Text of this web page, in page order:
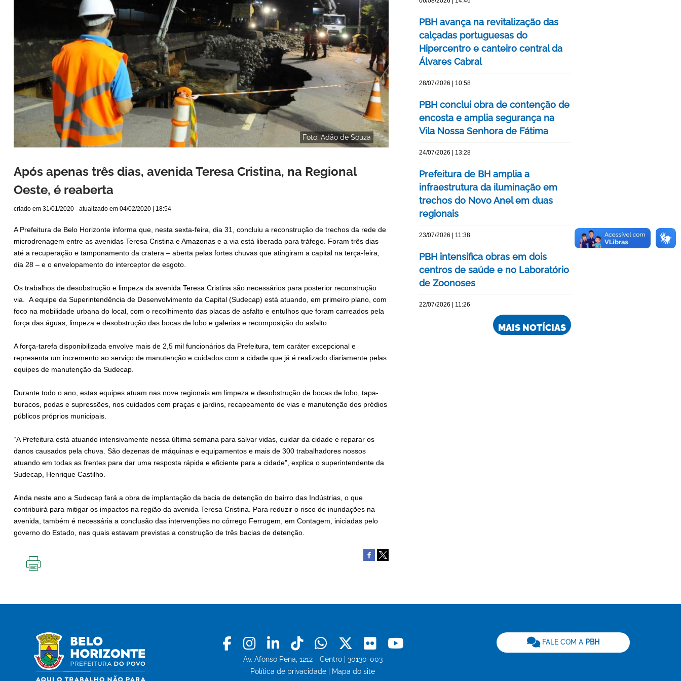
Foto: Adão de Souza
Após apenas três dias, avenida Teresa Cristina, na Regional
Oeste, é reaberta
criado em 31/01/2020 - atualizado em 04/02/2020 | 18:54
A Prefeitura de Belo Horizonte informa que, nesta sexta-feira, dia 31, concluiu a reconstrução de trechos da rede de
microdrenagem entre as avenidas Teresa Cristina e Amazonas e a via está liberada para tráfego. Foram três dias
até a recuperação e tamponamento da cratera – aberta pelas fortes chuvas que atingiram a capital na terça-feira,
dia 28 – e o envelopamento do interceptor de esgoto.
Os trabalhos de desobstrução e limpeza da avenida Teresa Cristina são necessários para posterior reconstrução
via. A equipe da Superintendência de Desenvolvimento da Capital (Sudecap) está atuando, em primeiro plano, com
foco na mobilidade urbana do local, com o recolhimento das placas de asfalto e entulhos que foram carreados pela
força das águas, limpeza e desobstrução das bocas de lobo e galerias e recomposição do asfalto.
A força-tarefa disponibilizada envolve mais de 2,5 mil funcionários da Prefeitura, tem caráter excepcional e
representa um incremento ao serviço de manutenção e cuidados com a cidade que já é realizado diariamente pelas
equipes de manutenção da Sudecap.
Durante todo o ano, estas equipes atuam nas nove regionais em limpeza e desobstrução de bocas de lobo, tapa-
buracos, podas e supressões, nos cuidados com praças e jardins, recapeamento de vias e manutenção dos prédios
públicos próprios municipais.
“A Prefeitura está atuando intensivamente nessa última semana para salvar vidas, cuidar da cidade e reparar os
danos causados pela chuva. São dezenas de máquinas e equipamentos e mais de 300 trabalhadores nossos
atuando em todas as frentes para dar uma resposta rápida e eficiente para a cidade", explica o superintendente da
Sudecap, Henrique Castilho.
Ainda neste ano a Sudecap fará a obra de implantação da bacia de detenção do bairro das Indústrias, o que
contribuirá para mitigar os impactos na região da avenida Teresa Cristina. Para reduzir o risco de inundações na
avenida, também é necessária a conclusão das intervenções no córrego Ferrugem, em Contagem, iniciadas pelo
governo do Estado, nas quais estavam previstas a construção de três bacias de detenção.
PBH avança na revitalização das
calçadas portuguesas do
Hipercentro e canteiro central da
Álvares Cabral
28/07/2026 | 10:58
PBH conclui obra de contenção de
encosta e amplia segurança na
Vila Nossa Senhora de Fátima
24/07/2026 | 13:28
Prefeitura de BH amplia a
infraestrutura da iluminação em
trechos do Novo Anel em duas
regionais
23/07/2026 | 11:38
PBH intensifica obras em dois
centros de saúde e no Laboratório
de Zoonoses
22/07/2026 | 11:26
MAIS NOTÍCIAS
Facebook
Instagram
LinkedinTiktokWhatsapp
X Flickr
Av. Afonso Pena, 1212 - Centro | 30130-003
Política de privacidade
Mapa do site
FALE COM A PBH